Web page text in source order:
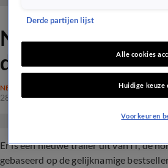
Nieuwe trailer IT
de doodenge
NEDERLAND
28 juli 2017, 13:22
Er is een nieuwe trailer uit van IT, de
gebaseerd op de gelijknamige
Derde partijen lijst
Alle cookies
Huidige keuze
Voorkeuren